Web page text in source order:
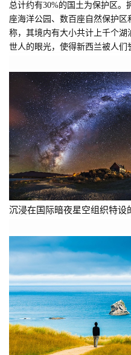
总计约有30%的国土为保护区。
座海洋公园、数百座自然保护区
称，其境内有大小共计上千个
世人的眼光，使得新西兰被人们
沉浸在国际暗夜星空组织特设